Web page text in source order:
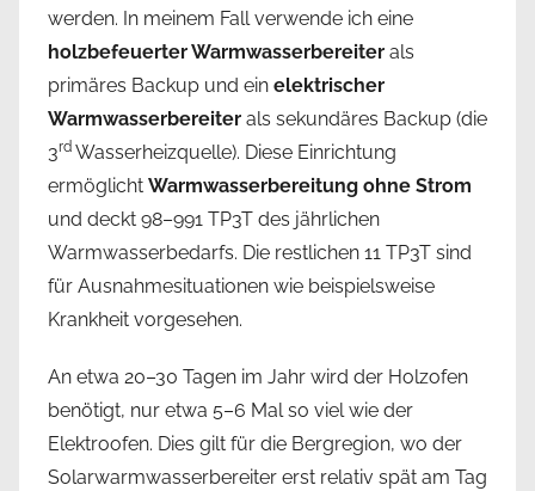
werden. In meinem Fall verwende ich eine
holzbefeuerter Warmwasserbereiter als
primäres Backup und ein elektrischer
Warmwasserbereiter als sekundäres Backup (die
3rd Wasserheizquelle). Diese Einrichtung
ermöglicht Warmwasserbereitung ohne Strom
und deckt 98–991 TP3T des jährlichen
Warmwasserbedarfs. Die restlichen 11 TP3T sind
für Ausnahmesituationen wie beispielsweise
Krankheit vorgesehen.
An etwa 20–30 Tagen im Jahr wird der Holzofen
benötigt, nur etwa 5–6 Mal so viel wie der
Elektroofen. Dies gilt für die Bergregion, wo der
Solarwarmwasserbereiter erst relativ spät am Tag